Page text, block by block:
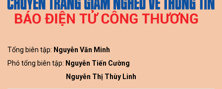
Tổng biên tập: Nguyễn Văn Minh
Phó tổng biên tập: Nguyễn Tiến Cường
Nguyễn Thị Thùy Linh